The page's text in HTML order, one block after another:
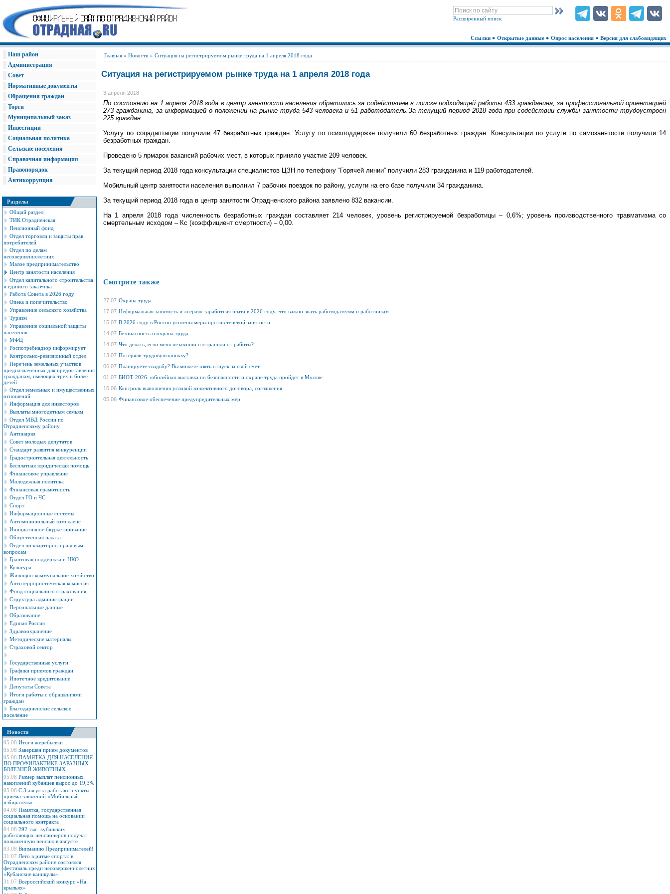
Расширенный поиск
Ссылки Открытые данные Опрос населения Версия для слабовидящих
Наш район
Администрация
Совет
Нормативные документы
Обращения граждан
Торги
Муниципальный заказ
Инвестиции
Социальная политика
Сельские поселения
Справочная информация
Правопорядок
Антикоррупция
Разделы
Общий раздел
ТИК Отрадненская
Пенсионный фонд
Отдел торговли и защиты прав
потребителей
Отдел по делам
несовершеннолетних
Малое предпринимательство
Центр занятости населения
Отдел капитального строительства
и единого заказчика
Работа Совета в 2026 году
Опека и попечительство
Управление сельского хозяйства
Туризм
Управление социальной защиты
населения
МФЦ
Роспотребнадзор информирует
Контрольно-ревизионный отдел
Перечень земельных участков
предназначенных для предоставления
гражданам, имеющих трех и более
детей
Отдел земельных и имущественных
отношений
Информация для инвесторов
Выплаты многодетным семьям
Отдел МВД России по
Отрадненскому району
Антинарко
Совет молодых депутатов
Стандарт развития конкуренции
Градостроительная деятельность
Бесплатная юридическая помощь
Финансовое управление
Молодежная политика
Финансовая грамотность
Отдел ГО и ЧС
Спорт
Информационные системы
Антимонопольный комплаенс
Инициативное бюджетирование
Общественная палата
Отдел по квартирно-правовым
вопросам
Грантовая поддержка и НКО
Культура
Жилищно-коммунальное хозяйство
Антитеррористическая комиссия
Фонд социального страхования
Структура администрации
Персональные данные
Образование
Единая Россия
Здравоохранение
Методические материалы
Страховой сектор
Государственные услуги
Графики приемов граждан
Ипотечное кредитование
Депутаты Совета
Итоги работы с обращениями
граждан
Благодарненское сельское
поселение
Новости
05.08 Итоги жеребьевки
05.08 Завершен прием документов
05.08 ПАМЯТКА ДЛЯ НАСЕЛЕНИЯ
ПО ПРОФИЛАКТИКЕ ЗАРАЗНЫХ
БОЛЕЗНЕЙ ЖИВОТНЫХ
05.08 Размер выплат пенсионных
накоплений кубанцев вырос до 19,3%
05.08 С 3 августа работают пункты
приема заявлений «Мобильный
избиратель»
04.08 Памятка, государственная
социальная помощь на основании
социального контракта
04.08 292 тыс. кубанских
работающих пенсионеров получат
повышенную пенсию в августе
03.08 Вниманию Предпринимателей!
31.07 Лето в ритме спорта: в
Отрадненском районе состоялся
фестиваль среди несовершеннолетних
«Кубанские каникулы»
31.07 Всероссийский конкурс «На
крыльях»
Главная » Новости » Ситуация на регистрируемом рынке труда на 1 апреля 2018 года
Ситуация на регистрируемом рынке труда на 1 апреля 2018 года
3 апреля 2018
По состоянию на 1 апреля 2018 года в центр занятости населения обратились за содействием в поиске подходящей работы 433 гражданина, за профессиональной ориентацией
273 гражданина, за информацией о положении на рынке труда 543 человека и 51 работодатель.За текущий период 2018 года при содействии службы занятости трудоустроен
225 граждан.
Услугу по соцадаптации получили 47 безработных граждан. Услугу по психподдержке получили 60 безработных граждан. Консультации по услуге по самозанятости получили 14
безработных граждан.
Проведено 5 ярмарок вакансий рабочих мест, в которых приняло участие 209 человек.
За текущий период 2018 года консультации специалистов ЦЗН по телефону “Горячей линии” получили 283 гражданина и 119 работодателей.
Мобильный центр занятости населения выполнил 7 рабочих поездок по району, услуги на его базе получили 34 гражданина.
За текущий период 2018 года в центр занятости Отрадненского района заявлено 832 вакансии.
На 1 апреля 2018 года численность безработных граждан составляет 214 человек, уровень регистрируемой безработицы – 0,6%; уровень производственного травматизма со
смертельным исходом – Кс (коэффициент смертности) – 0,00.
Смотрите также
27.07 Охрана труда
17.07 Неформальная занятость и «серая» заработная плата в 2026 году, что важно знать работодателям и работникам
15.07 В 2026 году в России усилены меры против теневой занятости.
14.07 Безопасность и охрана труда
14.07 Что делать, если меня незаконно отстранили от работы?
13.07 Потеряли трудовую книжку?
06.07 Планируете свадьбу? Вы можете взять отпуск за свой счет
01.07 БИОТ-2026: юбилейная выставка по безопасности и охране труда пройдет в Москве
16.06 Контроль выполнения условий коллективного договора, соглашения
05.06 Финансовое обеспечение предупредительных мер